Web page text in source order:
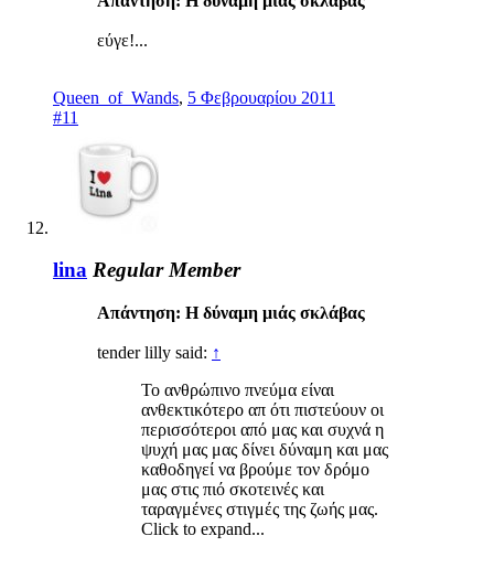
εύγε!...
Queen_of_Wands, 5 Φεβρουαρίου 2011
#11
lina Regular Member
Απάντηση: Η δύναμη μιάς σκλάβας
tender lilly said: ↑
Το ανθρώπινο πνεύμα είναι
ανθεκτικότερο απ ότι πιστεύουν οι
περισσότεροι από μας και συχνά η
ψυχή μας μας δίνει δύναμη και μας
καθοδηγεί να βρούμε τον δρόμο
μας στις πιό σκοτεινές και
ταραγμένες στιγμές της ζωής μας.
Click to expand...